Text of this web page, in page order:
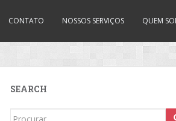
CONTATO NOSSOS SERVIÇOS QUEM
SEARCH
Search